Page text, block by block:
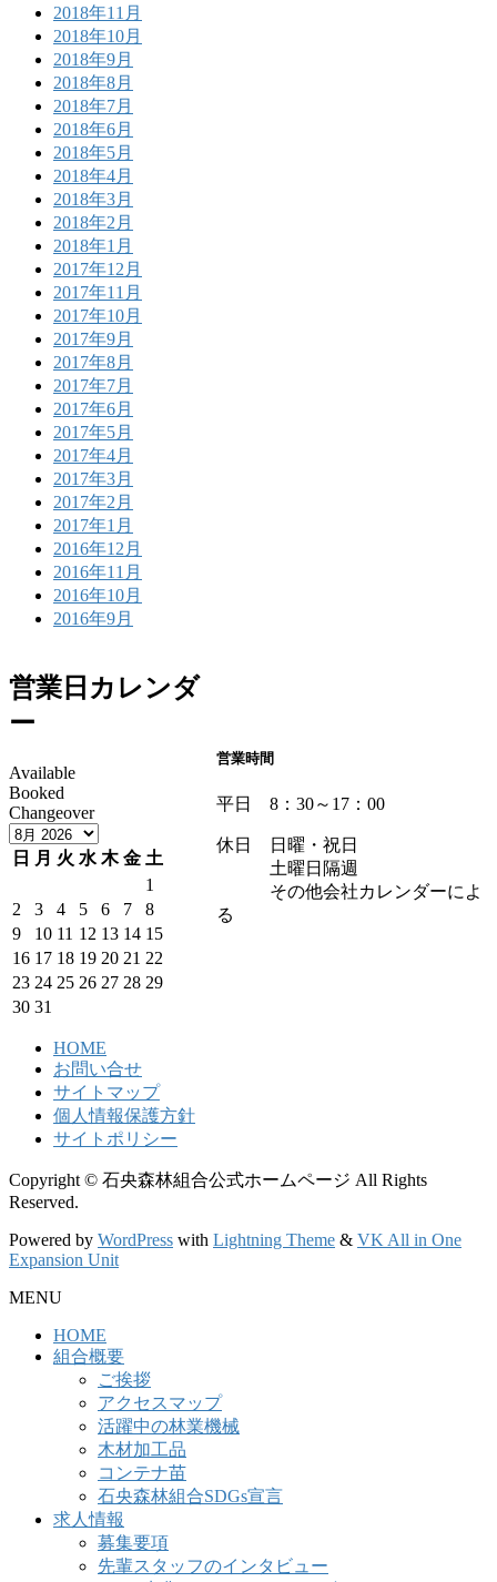
2018年11月
2018年10月
2018年9月
2018年8月
2018年7月
2018年6月
2018年5月
2018年4月
2018年3月
2018年2月
2018年1月
2017年12月
2017年11月
2017年10月
2017年9月
2017年8月
2017年7月
2017年6月
2017年5月
2017年4月
2017年3月
2017年2月
2017年1月
2016年12月
2016年11月
2016年10月
2016年9月
営業日カレンダ
ー
Available
Booked
Changeover
日 月 火 水 木 金 土
1
2
3 4 5 6 7
8
9
10 11 12 13 14 15
16 17 18 19 20 21 22
23 24 25 26 27 28 29
30 31
営業時間
平日 8：30～17：00
休日 日曜・祝日
土曜日隔週
その他会社カレンダーによ
る
HOME
お問い合せ
サイトマップ
個人情報保護方針
サイトポリシー
Copyright © 石央森林組合公式ホームページ All Rights
Reserved.
Powered by WordPress with Lightning Theme & VK All in One
Expansion Unit
MENU
HOME
組合概要
ご挨拶
アクセスマップ
活躍中の林業機械
木材加工品
コンテナ苗
石央森林組合SDGs宣言
求人情報
募集要項
先輩スタッフのインタビュー